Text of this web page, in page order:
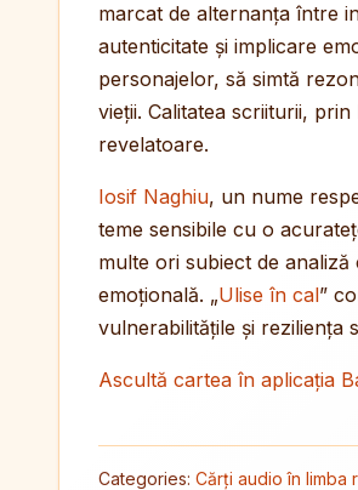
marcat de alternanța între
autenticitate și implicare
personajelor, să simtă
vieții. Calitatea scriiturii,
revelatoare.
Iosif Naghiu, un nume
teme sensibile cu o
multe ori subiect de
emoțională. „Ulise în cal”
vulnerabilitățile și reziliența
Ascultă cartea în aplicația
Categories: Cărți audio în limba